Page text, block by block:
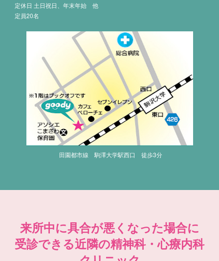
定休日 土日祝日、年末年始 他
定員20名
田園都市線 駒澤大学駅西口 徒歩3分
来所中に具合が悪くなった場合に
受診できる近隣の精神科・心療内科